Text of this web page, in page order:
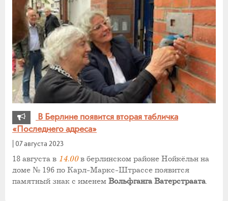
В Берлине появится вторая табличка
«Последнего адреса»
07 августа 2023
18 августа в 14.00в берлинском районе Нойкёльн на
доме № 196 по Карл-Маркс-Штрассе появится
памятный знак с именем Вольфганга Ватерстраата.